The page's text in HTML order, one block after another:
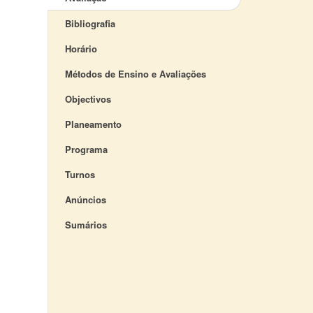
Bibliografia
Horário
Métodos de Ensino e Avaliações
Objectivos
Planeamento
Programa
Turnos
Anúncios
Sumários